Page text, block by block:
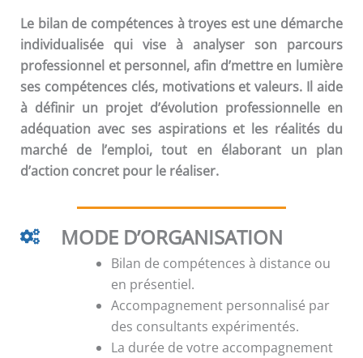
Le bilan de compétencesà troyes est une démarche
individualisée qui vise à analyser son parcours
professionnel et personnel, afin d’mettre en lumière
ses compétences clés, motivations et valeurs. Il aide
à définir un projet d’évolution professionnelle en
adéquation avec ses aspirations et les réalités du
marché de l’emploi, tout en élaborant un plan
d’action concret pour le réaliser.
MODE D’ORGANISATION
Bilan de compétences à distance ou
en présentiel.
Accompagnement personnalisé par
des consultants expérimentés.
La durée de votre accompagnement